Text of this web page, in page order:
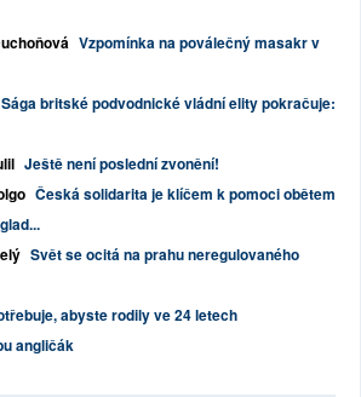
Vzpomínka na poválečný masakr v
Sága britské podvodnické vládní elity pokračuje:
Ještě není poslední zvonění!
Česká solidarita je klíčem k pomoci obětem
Svět se ocitá na prahu neregulovaného
abyste rodily ve 24 letech
angličák